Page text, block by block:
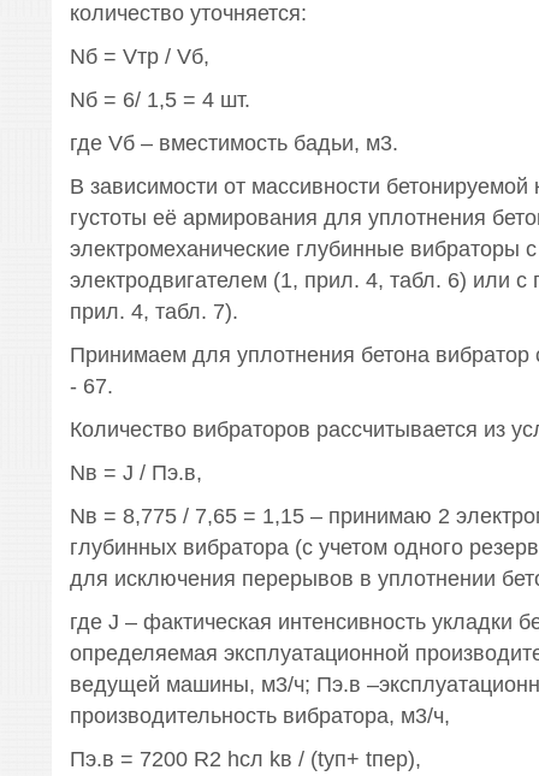
количество уточняется:
Nб = Vтp / Vб,
Nб = 6/ 1,5 = 4 шт.
где Vб – вместимость бадьи, м3.
В зависимости от массивности бетонируемой
густоты её армирования для уплотнения
электромеханические глубинные вибраторы
электродвигателем (1, прил. 4, табл. 6) или с
прил. 4, табл. 7).
Принимаем для уплотнения бетона
- 67.
Количество вибраторов рассчитывается из
Nв = J / Пэ.в,
Nв = 8,775 / 7,65 = 1,15 – принимаю 2
глубинных вибратора (с учетом одного
для исключения перерывов в уплотнении
где J – фактическая интенсивность укладки
определяемая эксплуатационной
ведущей машины, м3/ч; Пэ.в
производительность вибратора, м3/ч,
Пэ.в = 7200 R2 hсл kв / (tуп+ tпep),